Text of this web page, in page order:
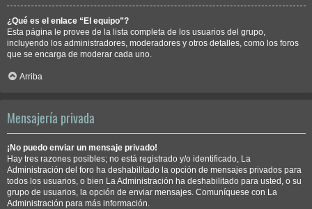
¿Qué es el enlace “El equipo”?
Esta página le provee de la lista completa de los usuarios del grupo,
incluyendo los administradores, moderadores y otros detalles, como los foros
que se encarga de moderar cada uno.
Arriba
Mensajería privada
¡No puedo enviar un mensaje privado!
Hay tres razones posibles; no está registrado y/o identificado, La
Administración del foro ha deshabilitado la opción de mensajes privados para
todos los usuarios, o bien La Administración ha deshabilitado para usted, o su
grupo de usuarios, la opción de enviar mensajes. Comuníquese con La
Administración para más información.